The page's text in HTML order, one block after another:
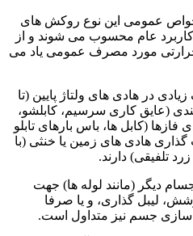
خواص عمومی این نوع روکش های
کاربرد عام محسوب می شوند و از
مورد مصرف عمومی یاد می
در هادی های ولتاژ پایین (تا
بندی (عایق کاری سرسیم، کابلشو،
(کابل ها، باس بارهای تابلو
هادی های زمین یا خنثی (با
تلفیقی) دارند.
دیگر (مانند لوله ها) جهت
لیبل گذاری، و یا صرفا
سازی جسم نیز متداول است.